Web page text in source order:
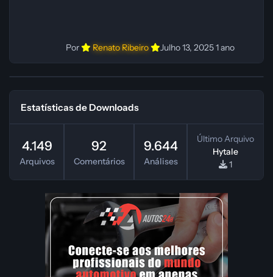
Por Renato Ribeiro Julho 13, 20251 ano
Estatísticas de Downloads
4.149
Arquivos
92
Comentários
9.644
Análises
Último Arquivo
Hytale
1